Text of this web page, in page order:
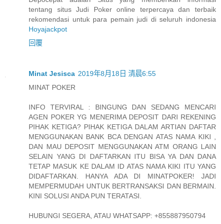
tentang situs Judi Poker online terpercaya dan terbaik
rekomendasi untuk para pemain judi di seluruh indonesia
Hoyajackpot
回覆
Minat Jesisca 2019年8月18日 清晨6:55
MINAT POKER
INFO TERVIRAL : BINGUNG DAN SEDANG MENCARI
AGEN POKER YG MENERIMA DEPOSIT DARI REKENING
PIHAK KETIGA? PIHAK KETIGA DALAM ARTIAN DAFTAR
MENGGUNAKAN BANK BCA DENGAN ATAS NAMA KIKI ,
DAN MAU DEPOSIT MENGGUNAKAN ATM ORANG LAIN
SELAIN YANG DI DAFTARKAN ITU BISA YA DAN DANA
TETAP MASUK KE DALAM ID ATAS NAMA KIKI ITU YANG
DIDAFTARKAN. HANYA ADA DI MINATPOKER! JADI
MEMPERMUDAH UNTUK BERTRANSAKSI DAN BERMAIN.
KINI SOLUSI ANDA PUN TERATASI.
HUBUNGI SEGERA, ATAU WHATSAPP: +855887950794